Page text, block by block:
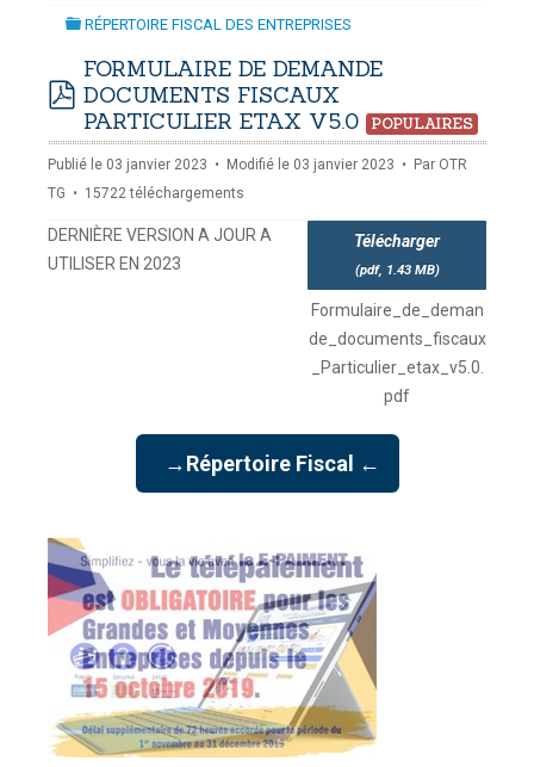
RÉPERTOIRE FISCAL DES ENTREPRISES
pdf
FORMULAIRE DE DEMANDE
DOCUMENTS FISCAUX
PARTICULIER ETAX V5.0
POPULAIRES
Publié le 03 janvier 2023 Modifié le 03 janvier 2023 Par OTR
TG
15722 téléchargements
Télécharger
(pdf, 1.43 MB)
Formulaire_de_deman
de_documents_fiscaux
_Particulier_etax_v5.0.
pdf
DERNIÈRE VERSION A JOUR A
UTILISER EN 2023
→Répertoire Fiscal ←